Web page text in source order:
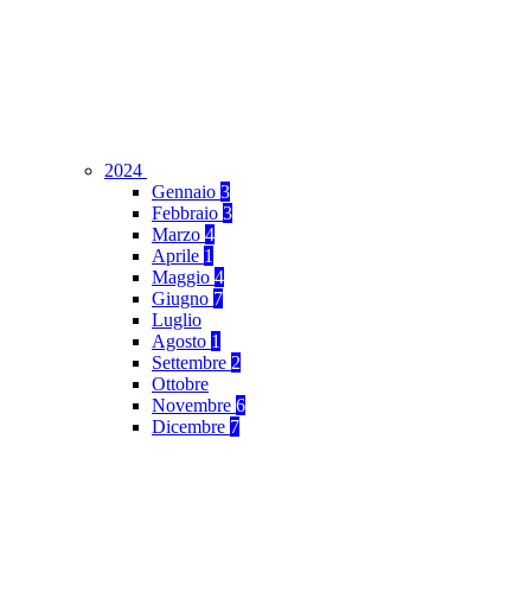
2024
Gennaio 3
Febbraio 3
Marzo 4
Aprile 1
Maggio 4
Giugno 7
Luglio
Agosto 1
Settembre 2
Ottobre
Novembre 6
Dicembre 7